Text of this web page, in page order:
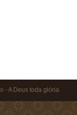
- A Deus toda glória